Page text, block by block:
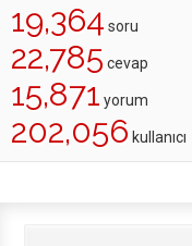
19,364 soru
22,785 cevap
15,871 yorum
202,056 kullanıcı